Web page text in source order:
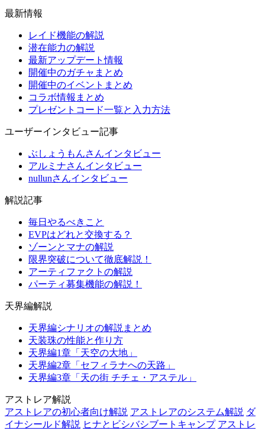
最新情報
レイド機能の解説
潜在能力の解説
最新アップデート情報
開催中のガチャまとめ
開催中のイベントまとめ
コラボ情報まとめ
プレゼントコード一覧と入力方法
ユーザーインタビュー記事
ぶしょうもんさんインタビュー
アルミナさんインタビュー
nullunさんインタビュー
解説記事
毎日やるべきこと
EVPはどれと交換する？
ゾーンとマナの解説
限界突破について徹底解説！
アーティファクトの解説
パーティ募集機能の解説！
天界編解説
天界編シナリオの解説まとめ
天装珠の性能と作り方
天界編1章「天空の大地」
天界編2章「セフィラナへの天路」
天界編3章「天の街 チチェ・アステル」
アストレア解説
アストレアの初心者向け解説 アストレアのシステム解説 ダ
イナシールド解説 ヒナとビシバシブートキャンプ アストレ